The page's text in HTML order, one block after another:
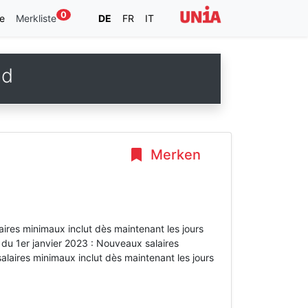
Merkliste 0 DE FR IT
Merken
minimaux inclut dès maintenant les jours
1er janvier 2023 : Nouveaux salaires
minimaux inclut dès maintenant les jours